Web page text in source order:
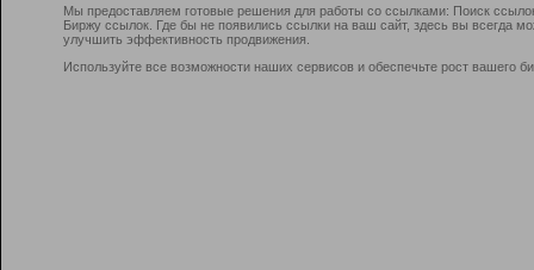
Мы предоставляем готовые решения для работы со ссылками: Поиск
Биржу ссылок. Где бы не появились ссылки на ваш сайт, здесь вы всегда
улучшить эффективность продвижения.
Используйте все возможности наших сервисов и обеспечьте рост вашего